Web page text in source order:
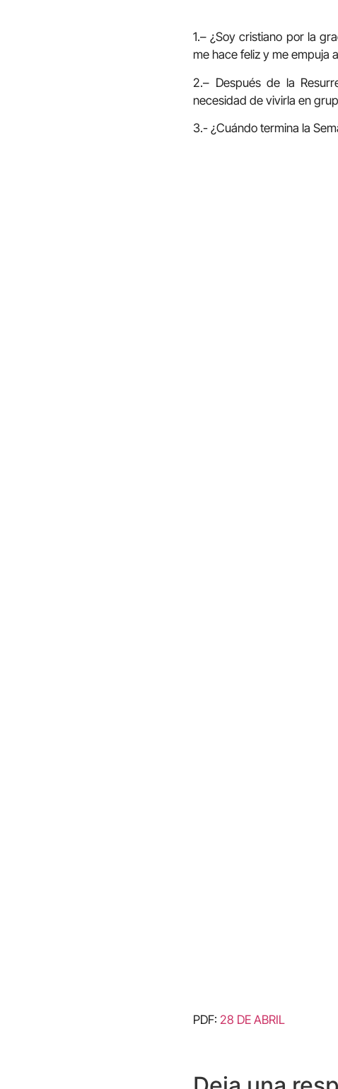
1.– ¿Soy cristiano por la
me hace feliz y me empuja
2.– Después de la
necesidad de vivirla en
3.- ¿Cuándo termina la
PDF: 28 DE ABRIL